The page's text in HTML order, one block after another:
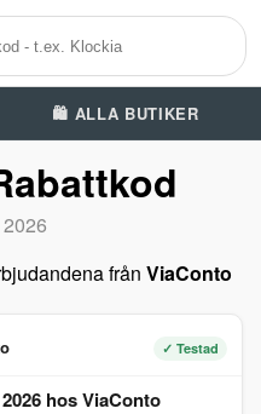
🛍️ ALLA BUTIKER
från ViaConto
✓ Testad
hos ViaConto